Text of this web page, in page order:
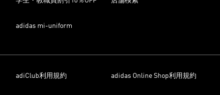
adidas mi-uniform
adiClub利用規約 adidas Online Shop利用規約